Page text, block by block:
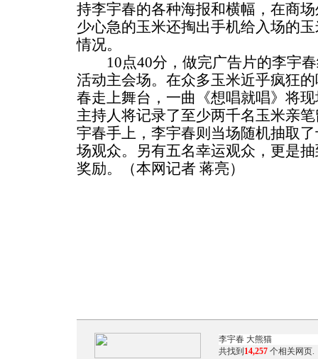
持李宇春的各种海报和横幅，在商
少心急的玉米还掏出手机给入场的
情况。
10点40分，做完广告片的李宇春
活动主会场。在众多玉米近乎疯狂
春走上舞台，一曲《想唱就唱》将
主持人将记录了至少两千名玉米亲
宇春手上，李宇春则当场随机抽取
场观众。另有五名幸运观众，更是
奖励。（本网记者 蒋亮）
共找到 14,257 个相关网页.